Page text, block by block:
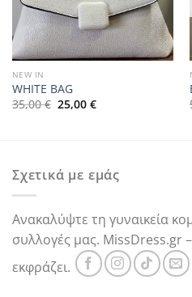
NEW IN
WHITE BAG
35,00€ Original
price
25,00 €Η
τρέχουσα
Σχετικά με εμάς
Ανακαλύψτε τη γυναικεία
συλλογές μας. MissDress.gr
εκφράζει.